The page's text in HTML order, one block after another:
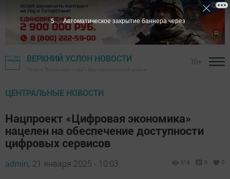
ВЕРХНИЙ УСЛОН НОВОСТИ
ЦЕНТРАЛЬНЫЕ НОВОСТИ
Нацпроект «Цифровая экономика»
нацелен на обеспечение доступности
цифровых сервисов
admin, 21 января 2025 - 10:03 516 0 0
4 Автоматическое закрытие баннера через